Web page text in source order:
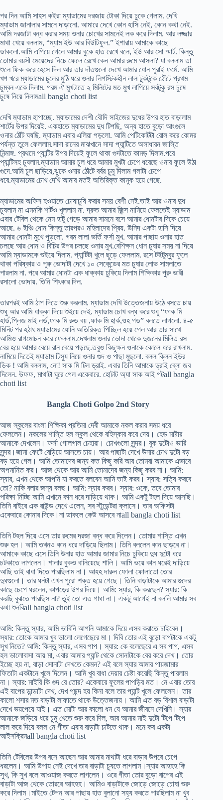
পর দিন আমি সাহস কইরা ম্যাডামের দরজায় টোকা দিয়ে ঢুকে গেলাম. দেখি
ম্যাডাম জানালার সামনে দাড়ানো. আমারে দেখে কোন হাসি নেই, কোন কথা নেই.
আমি দরজাটা বন্ধ করার সময় ওনার চোখের সামনেই লক করে দিলাম. আর লজ্জার
মাথা খেয়ে বললাম, “ম্যাম ইউ আর বিউটিফুল.” ইশারায় আমাকে কাছে
ডাকলো.আমি এগিয়ে গেলে আমার বুকে হাত রেখে বলে, ইউ আর সো স্মার্ট. কিন্তু
তোমার বয়সী মেয়েদের নিচে ফেলে রেখে কেন আমার রুমে আসলা? যা বললাম তা
শুলে ফিক করে হেসে দিল আর তার দাঁতগুলো দেখে আমার ধোন পুরাই ফর্মে. আমি
খপ খরে ম্যাডামের চুলের মুঠি ধরে ওনার লিপস্টিকহীন লাল টুকটুকে ঠোঁটে প্রথম
চুম্বন একে দিলাম. গরম ঐ মুখটাতে ২ মিনিটের মত মুখ লাগিয়ে সবটুকু রস চুষে
চুষে নিয়ে নিলামall bangla choti list
দেখি ম্যাডাম হাপাচ্ছে. ম্যাডামের দেশী বৌদি সাইজের দুধের উপর হাত বাড়ালাম
শার্টের উপর দিয়েই. একহাতে ম্যাডামের দুধ টিপছি, অন্য হাতে বুড়ো আংগুলে
ওনার ঠোঁট ঘষছি. ম্যাডাম এবার এলিয়া পড়লো. আমি পেটিকোটটা রোল করে কোমর
পর্যন্ত তুলে ফেললাম.সাদা রানের মাঝখানে সাদা প্যান্টিতে অসাধারন জাস্তি
নিন্মাঙ্গ. প্রথমে প্যান্টির উপর দিয়েই ফুলে থাকা গুদটাতে কামড় দিলাম.পরে
প্যান্টিসহ চুষলাম.ম্যাডাম আমার চুল ধরে আমার মুখটা চেপে ধরেছে ওনার ফুলে উঠা
গুদে.আমি চুল ছাড়িয়ে,ঝুকে ওনার ঠোঁটে বর্বর চুমু দিলাম গলাটা চেপে
ধরে.ম্যাডামের চোখ দেখি আমার মতই অতিরিক্ত কামুক হয়ে গেছে.
ম্যাডামের অফিস হওয়াতে চোষাচুষি করার সময় বেশী নেই.তাই আর ওনার দুধ
চুষলাম না এমনকি শার্টও খুললাম না. দ্রুত আমার জিন্স নামিয়ে ফেলতেই ম্যাডাম
এবার টেবিল থেকে নেম হাটু গেড়ে আমার সামনে বসে আমার ধোনটার দিকে চেয়ে
আছে. ৬ ইঞ্চি ধোন কিন্তু তারপরও মহিলাদের প্রিয়. উনিদ একটা হাসি দিয়ে
আমার ধোনটা মুখে পুড়লো. গরম লালা ভর্তি ফর্সা মুখ. আমার পাছায় ওনার হাত
চলছে আর ধোন ও বিচির উপর চলছে ওনার মুখ.বেশিক্ষন ধোন চুষার সময় না দিয়ে
আমি ম্যাডামকে শুইয়ে দিলাম. প্যান্টিটা খুলে ছুড়ে ফেললাম. রসে টইটুম্বুর ফুলে
থাকা পরিষ্কার ও পুরু ভোদাটা দেখে ১০ সেকেন্ডের মত চুষার লোভ সামলাতে
পারলাম না. পরে আমার ধোনটা এক ধাক্কায় ঢুকিয়ে দিলাম শিক্ষিকার পুরু ভারী
রসালো ভোদায়. তিনি শিৎকার দিল.
তারপরই আমি ঠাপ দিতে শুরু করলাম. ম্যাডাম দেখি উত্তেজনায় উঠে বসতে চায়
শুধু আর আমি ধাক্কা দিয়ে শুইয়ে দেই. ম্যাডাম চোখ বন্ধ করে শুধু “ফাক মি
হার্ড,প্লিজ মাই লর্ড,ফাক মি রুড বয় ,ফাক মি হার্ক,ওহ গড” বলতে লাগলো. ৪-৫
মিনিট পর হঠাৎ ম্যাডামের যোনি অতিরিক্ত পিচ্ছিল হয়ে গেল আর তার সাথে
আমিও রাগমোচন করে ফেললাম.দেখলাম ওনার ভোদা থেকে দুজনের মিলিত রস
বের হয়ে আমার বেয়ে রান বেয়ে পড়ছে.তবুও কিছুক্ষন ওনাকে কোলে ধরে রাখলাম.
নামিয়ে দিতেই ম্যাডাম টিস্যু নিয়ে ওনার গুদ ও পাছা মুছলো. বলল ক্লিন ইউর
ডিক ! আমি বললাম, নো! সাক মি টিল ড্রাই. এবার তিনি আমাকে ড্রাই ব্লো জব
দিলেন. উফফ, মাথাটা ঘুরে গেল একেবারে. হোটাট অ্যা সাক আই গটall bangla
choti list
Bangla Choti Golpo 2nd Story
আজ স্কুলের বাংলা শিক্ষিকা প্রতিমা দেবী আমাকে নকল করার সময় ধরে
ফেললেন। নকলের শাস্তি হল স্কুল থেকে বহিস্কার করে দেয়। হেড মাষ্টার
আমাকে দেখলেন। ফর্সা গোলগাল চেহারা। চোখগুলো সুন্দর। বুক দুটোও ভারি
সুন্দর।জামা ফেটে বেড়িয়ে আসতে চায়। আর পাছাটা দেখে উনার চোখ দুটো বড়
বড় হয়ে গেল। আমি তোমাদের জন্য কত কিছু করি আর তোমরা আমাকে এভাবে
অপমানিত কর। আজ থেকে আর আমি তোমাদের জন্য কিছু করব না। আমি:
স্যার, এখন থেকে আপনি যা করতে বলবেন আমি তাই করব। স্যার: সত্যি করবে
তো? নাকি বলার জন্য বলছ। আমি: স্যার করব। স্যার: ওকে, তবে তোমার
পরিক্ষা নিচ্ছি আমি এখানে কান ধরে দাড়িয়ে থাক। আমি একটু টহল দিয়ে আসছি।
তিনি বাইরে এক রাউন্ড দেখে এলেন, সব স্টুডেন্টরা ক্লাসে। তার অফিসটা
একেবারে কোনার দিকে।না ডাকলে কেউ আসবে নাall bangla choti list
তিনি টহল দিয়ে এসে তার রুমের দরজা বন্ধ করে দিলেন। তোমার শাস্তি এখন
শুরু হল। আমি তখনও কান ধরে দাড়িয়ে ছিলাম। তিনি বললেন কান ছাড়বে না।
আমাকে কাছে এসে তিনি উনার হাত আমার জামার নিচে ঢুকিয়ে দুধ দুটো ধরে
চটকাতে লাগলেন। শালার বুকও বানিয়েছে শালি। আমি ভয়ে কান ধরেই দাড়িয়ে
আছি তাই বাধা দিতে পারছিলাম না। আহহ দারুন ফোলা ফোলাতো তোর
দুধগুলো। তার ধনটা এখন পুরো শক্ত হয়ে গেছে। তিনি বাড়াটাকে আমার গুদের
কাছে চেপে ধরলেন, কাপড়ের উপর দিয়ে। আমি: স্যার, কি করছেন? স্যার: কি
করছি বুঝতে পারছিস না? তুই তো এত গাধা না। একটু আগেই না বললি আমার সব
কথা শুনবিall bangla choti list
আমি: কিন্তু স্যার, আমি ভাবিনি আপনি আমাকে দিয়ে এসব করাতে চাইবেন।
স্যার: তোকে আমার খুব ভালো লেগেছেরে মা। দিবি তোর এই বুড়ো বাপটাকে একটু
সুখ নিতে? আমি: কিন্তু স্যার, এসব পাপ। স্যার: কে বলেছেরে এ সব পাপ, এসব
হল ভালোবাসা আয় মা, এবার আমার প্যান্ট থেকে সোনাটাকে বের করে দেখ। তোর
ইচ্ছে হয় না, বাড়া সোনাটা দেখতে কেমন? এই বলে স্যার আমার পায়জামার
ফিতাটা একটানে খুলে দিলেন। আমি খুব বাধা দেয়ার চেষ্টা করেছি কিন্তু পারলাম
না। স্যার: মাইরি কি গুদ রে তোর? একেবারে ফুলের পাপড়ির মত। নে এবার তোর
এই বাপের ডান্ডাটা দেখ, দেখ পছন্দ হয় কিনা বলে তার প্যান্ট খুলে ফেললেন। তার
কালো শসার মত বাড়াটা লাফাতে থাকে উত্তেজনায়। আমি এত বড় বিশাল বাড়াটা
দেখে ভয়পেয়ে যাই। এত মোটা আর কালো ধন যে আমার জীবনে দেখিনি। স্যার
আমাকে জড়িয়ে ধরে চুমু খেতে শুরু করে দিল, আর আমার মাই দুটো টিপে টিপে
লাল করে দিয়ে বলল নে গীতা এবার বাড়াটা চাটতে থাক। মনে কর একটা
আইসক্রিমall bangla choti list
তিনি টেবিলের উপর বসে আছেন আর আমার মাথাটা ধরে বাড়ার উপরে চেপে
ধরলেন। আমি উপায় নেই দেখে তার বাড়াটা চুষতে লাগলাম।স্যার আহহহ কি
সুখ, কি সুখ বলে আওয়াজ করতে লাগলেন। ওরে গীতা তোর বুড়ো বাপের এই
বাড়াটা আজ থেকে তোররে আহহহ। আমিও বাড়াটাকে জোড়ে জোড়ে চোষা শুরু
করে দিলাম।মাইতে টেপন আর পাছায় হাত বুলানো সহ্য করতে পারছিলাম না খুব